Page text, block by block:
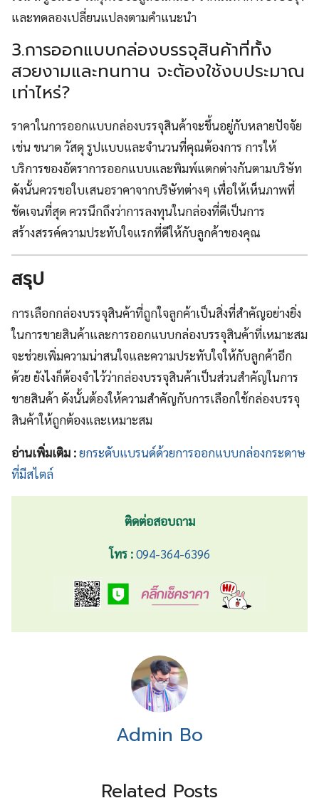
และทดลองเปลี่ยนแปลงตามคำแนะนำ
3.การออกแบบกล่องบรรจุสินค้าที่ทั้ง
สวยงามและทนทาน จะต้องใช้งบประมาณ
เท่าไหร่?
ราคาในการออกแบบกล่องบรรจุสินค้าจะขึ้นอยู่กับหลายปัจจัย
เช่น ขนาด วัสดุ รูปแบบและจำนวนที่คุณต้องการ การให้
บริการของอัตราการออกแบบและพิมพ์แตกต่างกันตามบริษัท
ดังนั้นควรขอใบเสนอราคาจากบริษัทต่างๆ เพื่อให้เห็นภาพที่
ชัดเจนที่สุด ควรนึกถึงว่าการลงทุนในกล่องที่ดีเป็นการ
สร้างสรรค์ความประทับใจแรกที่ดีให้กับลูกค้าของคุณ
สรุป
การเลือกกล่องบรรจุสินค้าที่ถูกใจลูกค้าเป็นสิ่งที่สำคัญอย่างยิ่ง
ในการขายสินค้าและการออกแบบกล่องบรรจุสินค้าที่เหมาะสม
จะช่วยเพิ่มความน่าสนใจและความประทับใจให้กับลูกค้าอีก
ด้วย ยังไงก็ต้องจำไว้ว่ากล่องบรรจุสินค้าเป็นส่วนสำคัญในการ
ขายสินค้า ดังนั้นต้องให้ความสำคัญกับการเลือกใช้กล่องบรรจุ
สินค้าให้ถูกต้องและเหมาะสม
อ่านเพิ่มเติม :ยกระดับแบรนด์ด้วยการออกแบบกล่องกระดาษ
ที่มีสไตล์
ติดต่อสอบถาม
โทร :094-364-6396
Admin Bo
Related Posts